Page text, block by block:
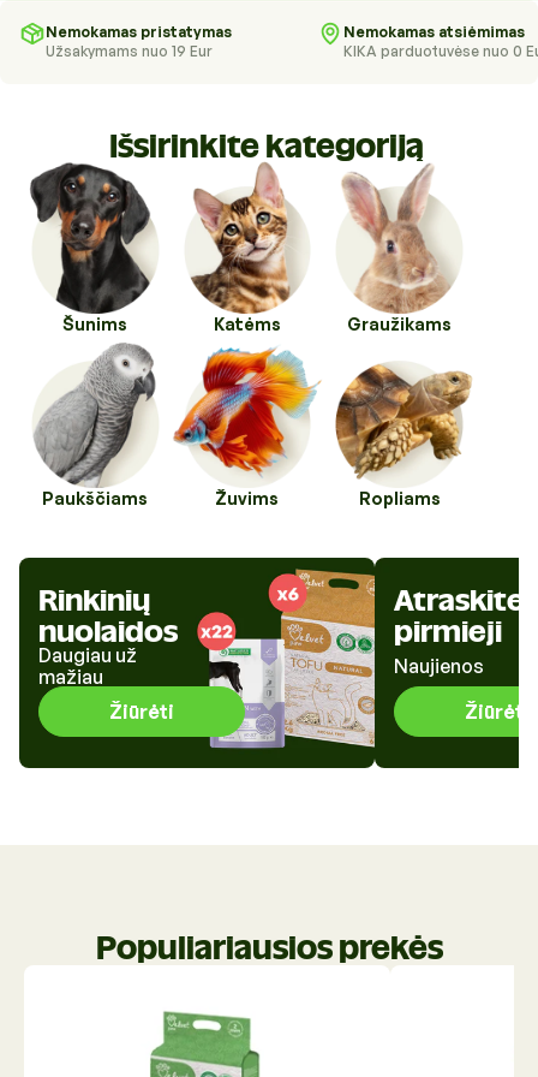
Higienos priemonės
Kirpykloms, parodoms
Transportavimo priemonės
Veterinarinės prekės
Veterinarinės prekės
Pavadėliai, antkakliai, petnešos
Tualetai ir jų priedai
Nemokamas pristatymas
Užsakymams nuo 19 Eur
Nemokamas atsiėmimas
KIKA parduotuvėse nuo 0
Išsirinkite kategoriją
Šunims Katėms Graužikams
Paukščiams Žuvims Ropliams
Rinkinių
nuolaidos
Daugiau už
mažiau
Žiūrėti
Atraskite
pirmieji
Naujienos
Žiūrėti
Populiariausios prekės